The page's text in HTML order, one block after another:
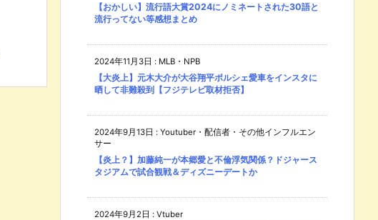
【おかしい】流行語大賞2024にノミネートされた30語と
流行ってない等感想まとめ
2024年11月3日 : MLB・NPB
【大炎上】元木大介が大谷翔平ポルシェ愛車をインスタに
晒して非難殺到【フジテレビ取材拒否】
2024年9月13日 : Youtuber・配信者・その他インフルエン
サー
【炎上？】加藤純一が本郷愛と不倫浮気関係？ドジャース
タジアムで試合観戦＆ディズニーデートか
2024年9月2日 : Vtuber